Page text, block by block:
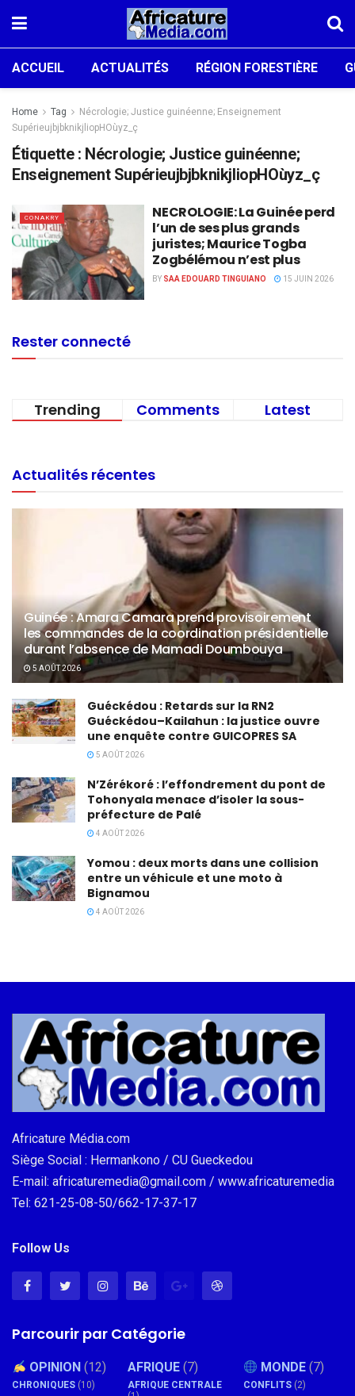
ACCUEIL ACTUALITÉS RÉGION FORESTIÈRE
Home Tag
Nécrologie; Justice guinéenne; Enseignement
SupérieujbjbknikjliopHOùyz_ç
Étiquette : Nécrologie; Justice guinéenne;
Enseignement SupérieujbjbknikjliopHOùyz_ç
CONAKRY
NECROLOGIE: La Guinée perd
l’un de ses plus grands
juristes; Maurice Togba
Zogbélémou n’est plus
BY SAA EDOUARD TINGUIANO 15 JUIN 2026
Rester connecté
Trending Comments Latest
Actualités récentes
Guinée : Amara Camara prend provisoirement
les commandes de la coordination présidentielle
durant l’absence de Mamadi Doumbouya
5 AOÛT 2026
Guéckédou : Retards sur la RN2
Guéckédou–Kailahun : la justice ouvre
une enquête contre GUICOPRES SA
5 AOÛT 2026
N’Zérékoré : l’effondrement du pont de
Tohonyala menace d’isoler la sous-
préfecture de Palé
4 AOÛT 2026
Yomou : deux morts dans une collision
entre un véhicule et une moto à
Bignamou
4 AOÛT 2026
Africature Média.com
Siège Social : Hermankono / CU Gueckedou
E-mail: africaturemedia@gmail.com / www.africaturemedia
Tel: 621-25-08-50/662-17-37-17
Follow Us
Parcourir par Catégorie
OPINION (12)
CHRONIQUES (10)
AFRIQUE (7)
AFRIQUE CENTRALE
MONDE (7)
CONFLITS (2)